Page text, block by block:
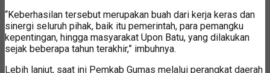
“Keberhasilan tersebut merupakan buah dari kerja keras dan
sinergi seluruh pihak, baik itu pemerintah, para pemangku
kepentingan, hingga masyarakat Upon Batu, yang dilakukan
sejak beberapa tahun terakhir,” imbuhnya.
Lebih lanjut, saat ini Pemkab Gumas melalui perangkat daerah